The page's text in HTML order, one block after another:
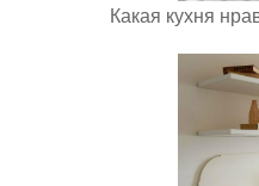
Какая кухня